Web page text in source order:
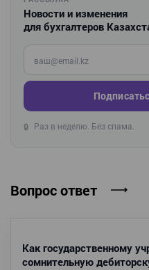
Новости и изменения
для бухгалтеров
Введите ваш e-mail
🔒 Раз в неделю. Без спама.
Вопрос ответ
Как государственному
сомнительную